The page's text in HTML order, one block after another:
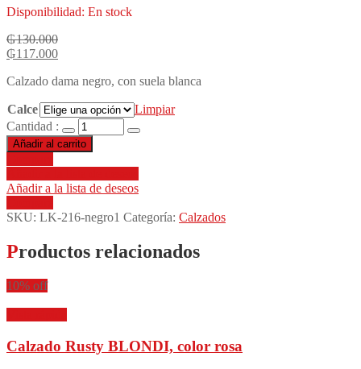
Disponibilidad: En stock
₲130.000
₲117.000
Calzado dama negro, con suela blanca
Calce
Limpiar
Cantidad :
Añadir al carrito
Añadir a la lista de deseos
SKU: LK-216-negro1 Categoría: Calzados
Productos relacionados
10% off
Calzado Rusty BLONDI, color rosa